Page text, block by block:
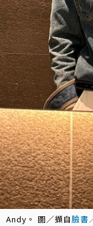
Andy。 圖／擷自臉書